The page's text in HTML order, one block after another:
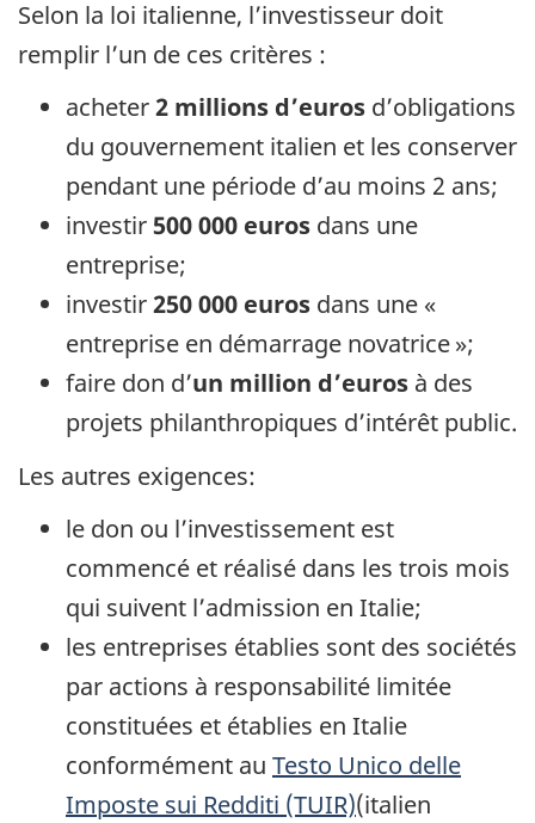
Selon la loi italienne, l’investisseur doit
remplir l’un de ces critères :
acheter2 millions d’euros d’obligations
du gouvernement italien et les conserver
pendant une période d’au moins 2 ans;
investir500 000 euros dans une
entreprise;
investir250 000 euros dans une «
entreprise en démarrage novatrice »;
faire don d’un million d’euros à des
projets philanthropiques d’intérêt public.
Les autres exigences:
le don ou l’investissement est
commencé et réalisé dans les trois mois
qui suivent l’admission en Italie;
les entreprises établies sont des sociétés
par actions à responsabilité limitée
constituées et établies en Italie
conformément au Testo Unico delle
Imposte sui Redditi (TUIR)(italien